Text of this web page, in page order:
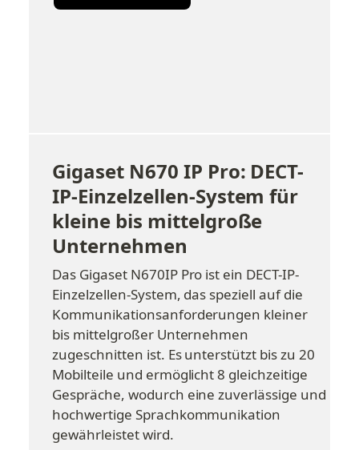
Gigaset N670 IP Pro: DECT-
IP-Einzelzellen-System für
kleine bis mittelgroße
Unternehmen
Das Gigaset N670IP Pro ist ein DECT-IP-
Einzelzellen-System, das speziell auf die
Kommunikationsanforderungen kleiner
bis mittelgroßer Unternehmen
zugeschnitten ist. Es unterstützt bis zu 20
Mobilteile und ermöglicht 8 gleichzeitige
Gespräche, wodurch eine zuverlässige und
hochwertige Sprachkommunikation
gewährleistet wird.